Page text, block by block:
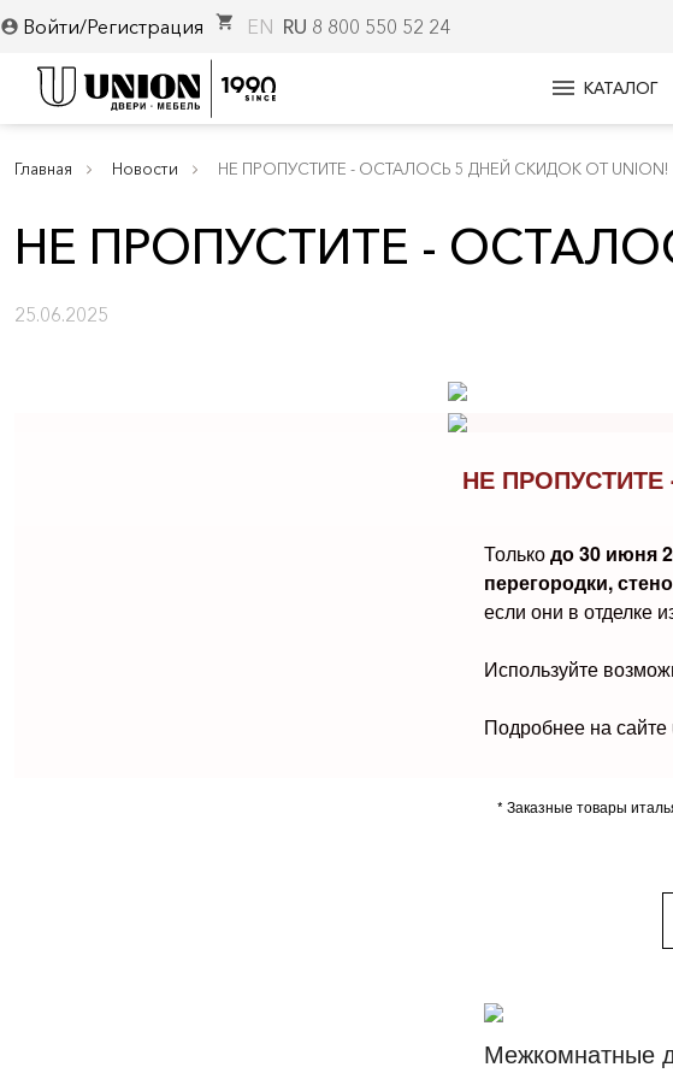
account_circle Войти/Регистрация shopping_cart EN RU 8 800 550 52 24
menu КАТАЛОГ
Главная Новости НЕ ПРОПУСТИТЕ - ОСТАЛОСЬ 5 ДНЕЙ СКИДОК ОТ UNION!
НЕ ПРОПУСТИТЕ -
25.06.2025
НЕ ПРОПУСТИТЕ
Толькодо 30 июня
перегородки,
если они в отделке
Используйте
Подробнее на сайте
* Заказные товары
Межкомнатные